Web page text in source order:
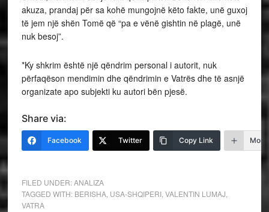
akuza, prandaj për sa kohë mungojnë këto fakte, unë guxoj
të jem një shën Tomë që “pa e vënë gishtin në plagë, unë
nuk besoj”.
*Ky shkrim është një qëndrim personal i autorit, nuk
përfaqëson mendimin dhe qëndrimin e Vatrës dhe të asnjë
organizate apo subjekti ku autori bën pjesë.
Share via:
Facebook Twitter Copy Link More
FILED UNDER:ANALIZA
TAGGED WITH: BERISHA, USA-SHQIPERI, VALENTIN LUMAJ
VATRA